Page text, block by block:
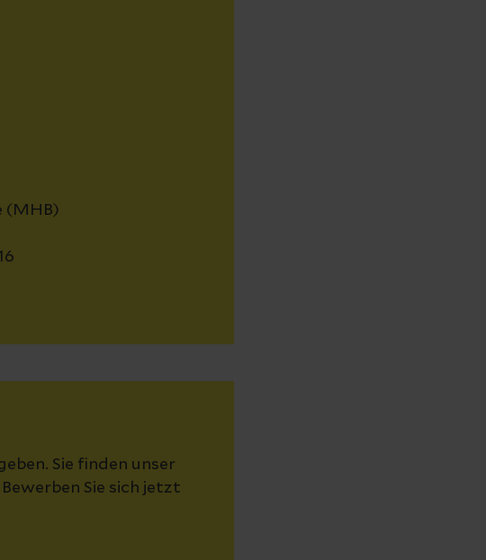
(MHB)
Sie finden unser
Sie sich jetzt